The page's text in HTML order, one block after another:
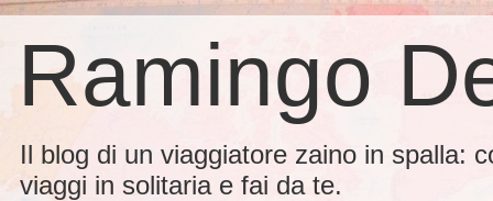
Ramingo
Il blog di un viaggiatore zaino in spalla:
viaggi in solitaria e fai da te.